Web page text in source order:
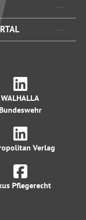
WALHALLA
Bundeswehr
Verlag
Pflegerecht